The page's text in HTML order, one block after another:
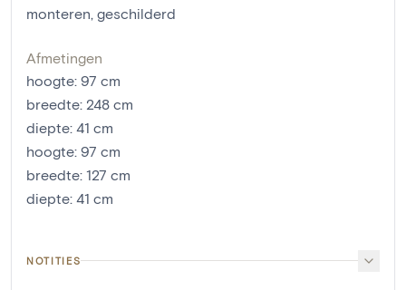
monteren geschilderd
Afmetingen
hoogte: 97 cm
breedte: 248 cm
diepte: 41 cm
hoogte: 97 cm
breedte: 127 cm
diepte: 41 cm
NOTITIES